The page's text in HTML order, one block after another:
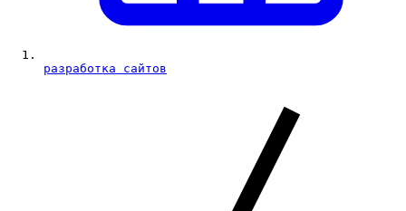
разработка сайтов